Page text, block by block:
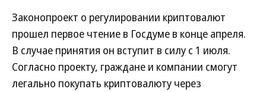
Законопроект о регулировании криптовалют
прошел первое чтение в Госдуме в конце апреля.
В случае принятия он вступит в силу с 1 июля.
Согласно проекту, граждане и компании смогут
легально покупать криптовалюту через